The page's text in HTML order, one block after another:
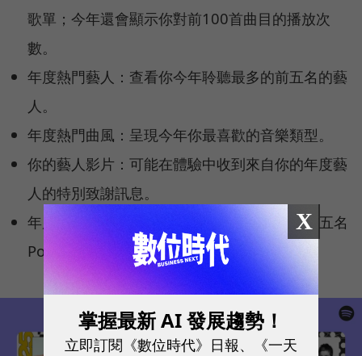
歌單；今年還會顯示你對前100首曲目的播放次
數。
年度熱門藝人：查看你今年聆聽最多的前五名的藝
人。
年度熱門曲風：呈現今年你最喜歡的音樂類型。
你的藝人影片：可能在體驗中收到來自你的年度藝
人的特別致謝訊息。
年度熱門 Podcast：查看你今年聆聽最多的前五名
Podcast。
X
掌握最新 AI 發展趨勢！
立即訂閱《數位時代》日報、《一天